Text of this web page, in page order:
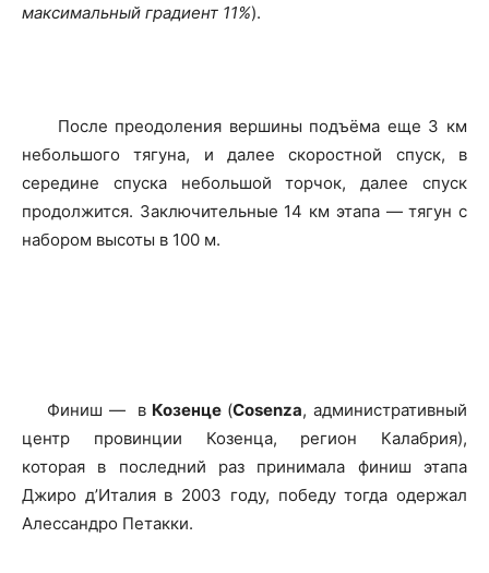
максимальный градиент 11%).
После преодоления вершины подъёма еще 3 км
небольшого тягуна, и далее скоростной спуск, в
середине спуска небольшой торчок, далее спуск
продолжится. Заключительные 14 км этапа — тягун с
набором высоты в 100 м.
Финиш — вКозенце(Cosenza, административный
центр провинции Козенца, регион Калабрия),
которая в последний раз принимала финиш этапа
Джиро д’Италия в 2003 году, победу тогда одержал
Алессандро Петакки.